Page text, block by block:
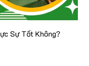
Sự Tốt Không?